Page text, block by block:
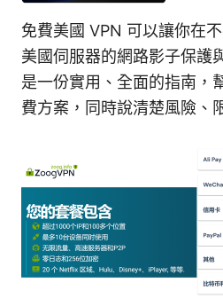
免費美國 VPN 可以讓你在
美國伺服器的網路影子保護
是一份實用、全面的指南，
費方案，同時說清楚風險、